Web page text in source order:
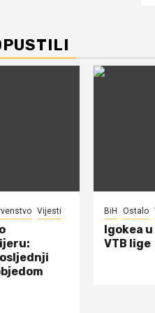
Vijesti BiH Ostalo
Igokea
VTB lige